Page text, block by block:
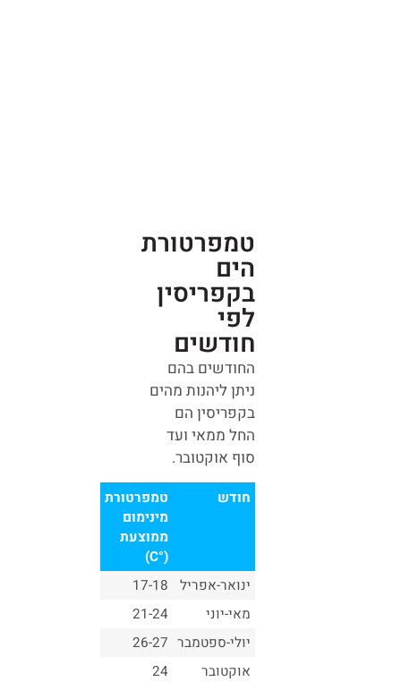
טמפרטורת
הים
בקפריסין
לפי
חודשים
החודשים בהם
ניתן ליהנות מהים
בקפריסין הם
החל ממאי ועד
סוף אוקטובר.
חודש
טמפרטורת
מינימום
ממוצעת
(°C)
ינואר-אפריל
17-18
מאי-יוני
21-24
יולי-ספטמבר 26-27
אוקטובר
24